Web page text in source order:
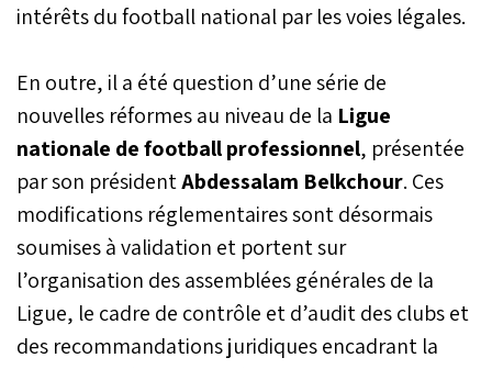
intérêts du football national par les voies légales.
En outre, il a été question d’une série de
nouvelles réformes au niveau de la Ligue
nationale de football professionnel, présentée
par son présidentAbdessalam Belkchour. Ces
modifications réglementaires sont désormais
soumises à validation et portent sur
l’organisation des assemblées générales de la
Ligue, le cadre de contrôle et d’audit des clubs et
des recommandations juridiques encadrant la